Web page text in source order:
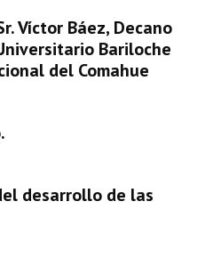
Víctor Báez, Decano
Bariloche
del Comahue
desarrollo de las